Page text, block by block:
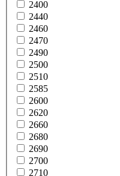
2400
2440
2460
2470
2490
2500
2510
2585
2600
2620
2660
2680
2690
2700
2710